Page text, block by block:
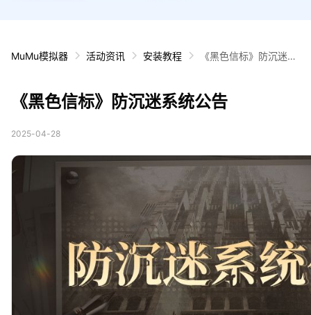
MuMu模拟器 活动资讯 安装教程
《黑色信标》防沉迷系
《黑色信标》防沉迷系统公告
2025-04-28